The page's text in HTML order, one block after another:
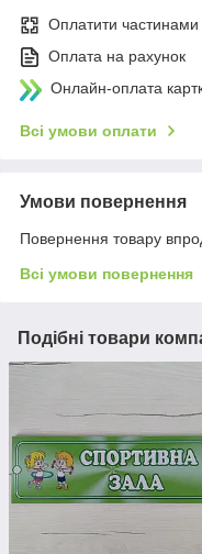
Оплатити частинами
Оплата на рахунок
Онлайн-оплата
Всі умови оплати
Умови повернення
Повернення товару
Всі умови повернення
Подібні товари